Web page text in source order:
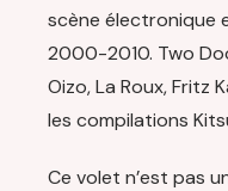
scène électronique
2000-2010. Two
Oizo, La Roux, Fritz
les compilations
Ce volet n’est pas